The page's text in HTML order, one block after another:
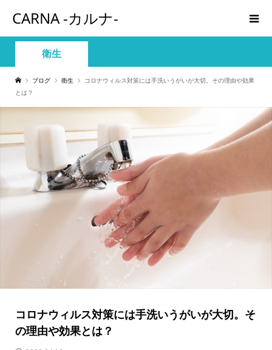
CARNA -カルナ-
衛生
ブログ 衛生
コロナウィルス対策には手洗いうがいが大切。その理由や効果
とは？
コロナウィルス対策には手洗いうがいが大切。そ
の理由や効果とは？